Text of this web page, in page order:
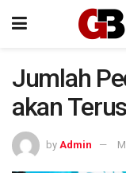
Jumlah
akan
by Admin